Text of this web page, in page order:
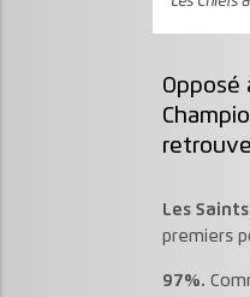
Opposé
Les
premiers
97%.